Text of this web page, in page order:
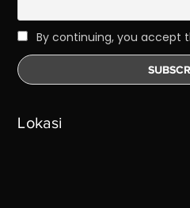
By continuing, you accept
Lokasi